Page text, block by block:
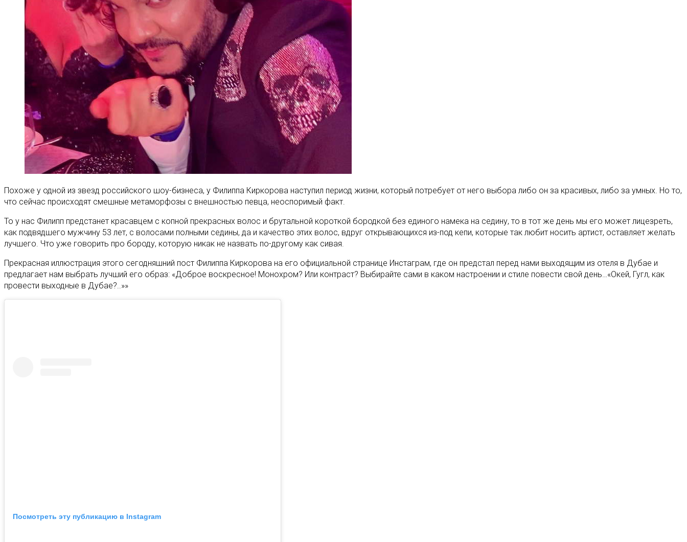
Похоже у одной из звезд российского шоу-бизнеса, у Филиппа Киркорова наступил период жизни, который потребует от него выбора либо он за красивых, либо за умных. Но то,
что сейчас происходят смешные метаморфозы с внешностью певца, неоспоримый факт.
То у нас Филипп предстанет красавцем с копной прекрасных волос и брутальной короткой бородкой без единого намека на седину, то в тот же день мы его может лицезреть,
как подвядшего мужчину 53 лет, с волосами полными седины, да и качество этих волос, вдруг открывающихся из-под кепи, которые так любит носить артист, оставляет желать
лучшего. Что уже говорить про бороду, которую никак не назвать по-другому как сивая.
Прекрасная иллюстрация этого сегодняшний пост Филиппа Киркорова на его официальной странице Инстаграм, где он предстал перед нами выходящим из отеля в Дубае и
предлагает нам выбрать лучший его образ: «Доброе воскресное! Монохром? Или контраст? Выбирайте сами в каком настроении и стиле повести свой день…«Окей, Гугл, как
провести выходные в Дубае?..»»
Посмотреть эту публикацию в Instagram